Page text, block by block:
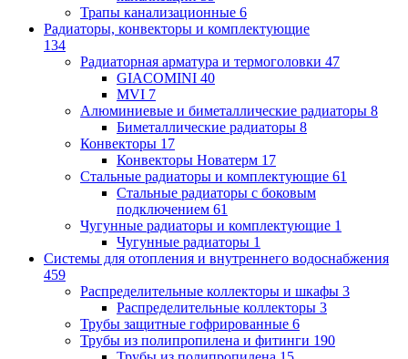
Трапы канализационные 6
Радиаторы, конвекторы и комплектующие
134
Радиаторная арматура и термоголовки 47
GIACOMINI 40
MVI 7
Алюминиевые и биметаллические радиаторы 8
Биметаллические радиаторы 8
Конвекторы 17
Конвекторы Новатерм 17
Стальные радиаторы и комплектующие 61
Стальные радиаторы с боковым
подключением 61
Чугунные радиаторы и комплектующие 1
Чугунные радиаторы 1
Системы для отопления и внутреннего водоснабжения
459
Распределительные коллекторы и шкафы 3
Распределительные коллекторы 3
Трубы защитные гофрированные 6
Трубы из полипропилена и фитинги 190